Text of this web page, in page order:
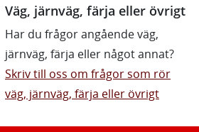
Väg, järnväg, färja eller övrigt
Har du frågor angående väg,
järnväg, färja eller något annat?
Skriv till oss om frågor som rör
väg, järnväg, färja eller övrigt